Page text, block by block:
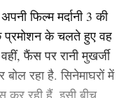
ऐसी उड़ान भरी की
राजी, ब्रह्मास्त्र जैसी
बन बैठी. माना जाता है
जुड़ता है उसका हिट
फिल्म मर्दानी 3 की
प्रमोशन के चलते हुए वह
फैंस पर रानी मुखर्जी
रहा है. सिनेमाघरों में
कर रही हैं. इसी बीच